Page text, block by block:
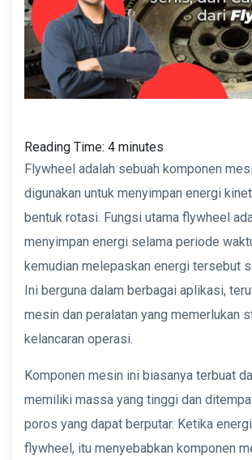
Reading Time: 4 minutes
Flywheel adalah sebuah komponen
digunakan untuk menyimpan energi
bentuk rotasi. Fungsi utama flywheel
menyimpan energi selama periode
kemudian melepaskan energi tersebut
Ini berguna dalam berbagai aplikasi,
mesin dan peralatan yang memerlukan
kelancaran operasi.
Komponen mesin ini biasanya terbuat
memiliki massa yang tinggi dan
poros yang dapat berputar. Ketika
flywheel, itu menyebabkan komponen